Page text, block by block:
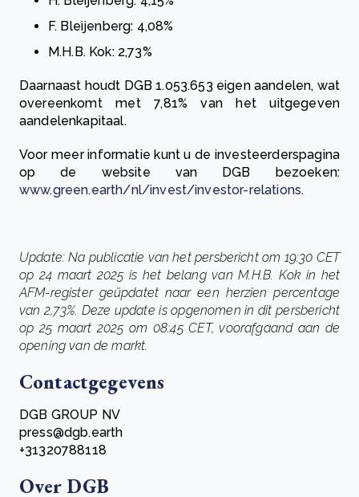
F. Bleijenberg: 4,08%
M.H.B. Kok: 2,73%
Daarnaast houdt DGB 1.053.653 eigen aandelen, wat
overeenkomt met 7,81% van het uitgegeven
aandelenkapitaal.
Voor meer informatie kunt u de investeerderspagina
op de website van DGB bezoeken:
www.green.earth/nl/invest/investor-relations.
Update: Na publicatie van het persbericht om 19:30 CET
op 24 maart 2025 is het belang van M.H.B. Kok in het
AFM-register geüpdatet naar een herzien percentage
van 2,73%. Deze update is opgenomen in dit persbericht
op 25 maart 2025 om 08:45 CET, voorafgaand aan de
opening van de markt.
Contactgegevens
DGB GROUP NV
press@dgb.earth
+31320788118
Over DGB